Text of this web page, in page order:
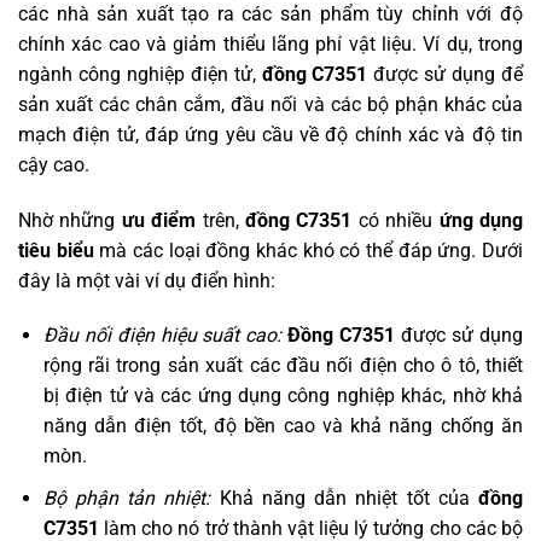
các nhà sản xuất tạo ra các sản phẩm tùy chỉnh với độ
chính xác cao và giảm thiểu lãng phí vật liệu. Ví dụ, trong
ngành công nghiệp điện tử, đồng C7351 được sử dụng để
sản xuất các chân cắm, đầu nối và các bộ phận khác của
mạch điện tử, đáp ứng yêu cầu về độ chính xác và độ tin
cậy cao.
Nhờ những ưu điểm trên,đồng C7351 có nhiều ứng dụng
tiêu biểumà các loại đồng khác khó có thể đáp ứng. Dưới
đây là một vài ví dụ điển hình:
Đầu nối điện hiệu suất cao: Đồng C7351 được sử dụng
rộng rãi trong sản xuất các đầu nối điện cho ô tô, thiết
bị điện tử và các ứng dụng công nghiệp khác, nhờ khả
năng dẫn điện tốt, độ bền cao và khả năng chống ăn
mòn.
Bộ phận tản nhiệt:Khả năng dẫn nhiệt tốt củađồng
C7351 làm cho nó trở thành vật liệu lý tưởng cho các bộ